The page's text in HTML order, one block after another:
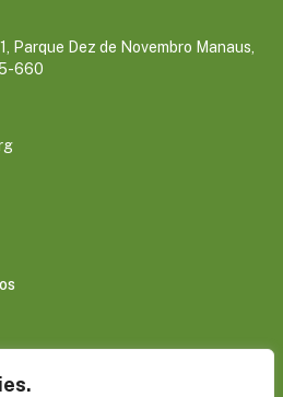
Parque Dez de Novembro Manaus,
660